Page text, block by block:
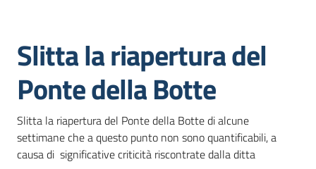
Servizi
Novità
Documenti
Salta al contenuto
Slitta la riapertura del
Ponte della Botte
Slitta la riapertura del Ponte della Botte di alcune
settimane che a questo punto non sono quantificabili, a
causa di  significative criticità riscontrate dalla ditta